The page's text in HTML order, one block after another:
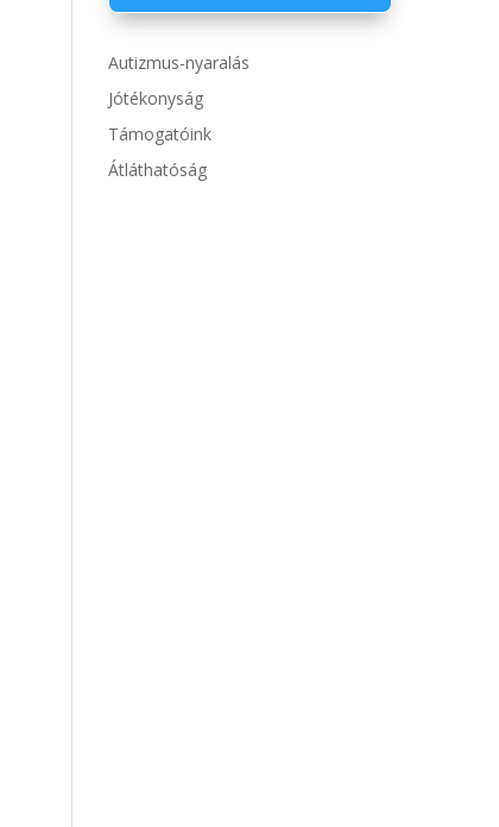
Autizmus-nyaralás
Jótékonyság
Támogatóink
Átláthatóság